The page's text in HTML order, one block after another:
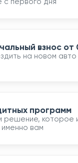
взнос от
на новом
программ
решение, которое
вам